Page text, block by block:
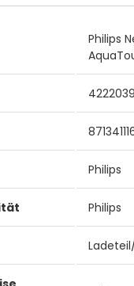
Philips
Philips
Philips